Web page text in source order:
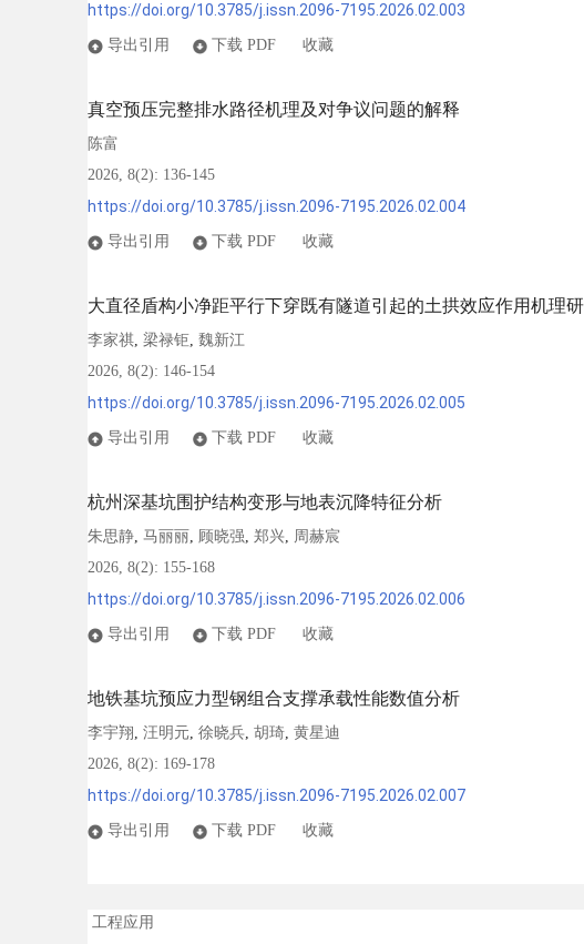
https://doi.org/10.3785/j.issn.2096-7195.2026.02.003
导出引用 下载 PDF 收藏
真空预压完整排水路径机理及对争议问题的解释
陈富
2026, 8(2): 136-145
https://doi.org/10.3785/j.issn.2096-7195.2026.02.004
导出引用 下载 PDF 收藏
大直径盾构小净距平行下穿既有隧道引起的土拱效应作用机理
李家祺, 梁禄钜, 魏新江
2026, 8(2): 146-154
https://doi.org/10.3785/j.issn.2096-7195.2026.02.005
导出引用 下载 PDF 收藏
杭州深基坑围护结构变形与地表沉降特征分析
朱思静, 马丽丽, 顾晓强, 郑兴, 周赫宸
2026, 8(2): 155-168
https://doi.org/10.3785/j.issn.2096-7195.2026.02.006
导出引用 下载 PDF 收藏
地铁基坑预应力型钢组合支撑承载性能数值分析
李宇翔, 汪明元, 徐晓兵, 胡琦, 黄星迪
2026, 8(2): 169-178
https://doi.org/10.3785/j.issn.2096-7195.2026.02.007
导出引用 下载 PDF 收藏
工程应用